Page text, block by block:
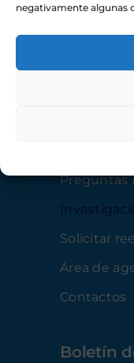
negativamente algunas
Nuestra
Noticias
Preguntas
Solicitar
Área de
Contactos
Boletín